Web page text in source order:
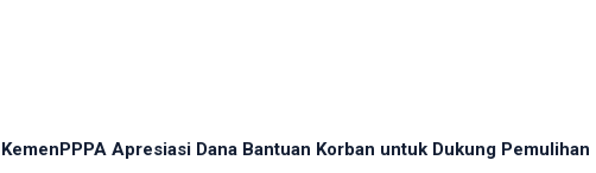
KemenPPPA Apresiasi Dana Bantuan Korban untuk Dukung Pemulihan